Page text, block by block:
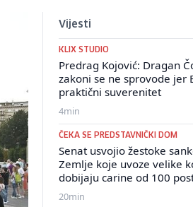
Vijesti
KLIX STUDIO
Predrag Kojović: Dragan
zakoni se ne sprovode jer
praktični suverenitet
4min
ČEKA SE PREDSTAVNIČKI DOM
Senat usvojio žestoke
Zemlje koje uvoze velike
dobijaju carine od 100
20min